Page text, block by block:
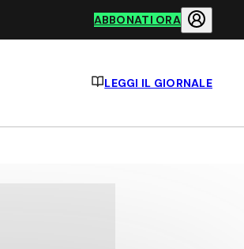
ABBONATI ORA
LEGGI IL GIORNALE